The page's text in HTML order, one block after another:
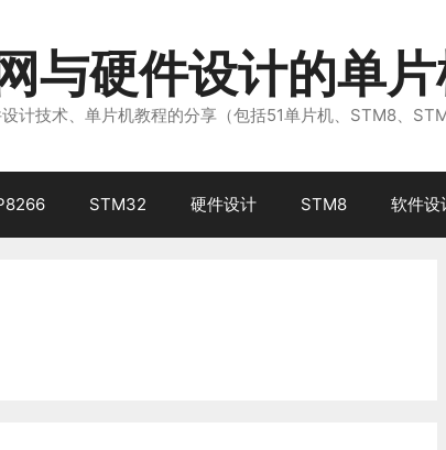
与硬件设计的单
计技术、单片机教程的分享（包括51单片机、STM8、
STM32 硬件设计 STM8 软件设